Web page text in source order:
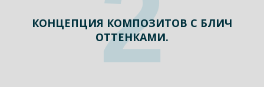
КОНЦЕПЦИЯ КОМПОЗИТОВ С БЛИЧ
ОТТЕНКАМИ.